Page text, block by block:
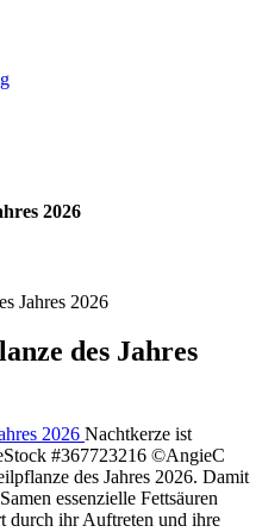
2026
Jahres 2026
des Jahres
Nachtkerze ist
#367723216 ©AngieC
des Jahres 2026. Damit
essenzielle Fettsäuren
durch ihr Auftreten und ihre